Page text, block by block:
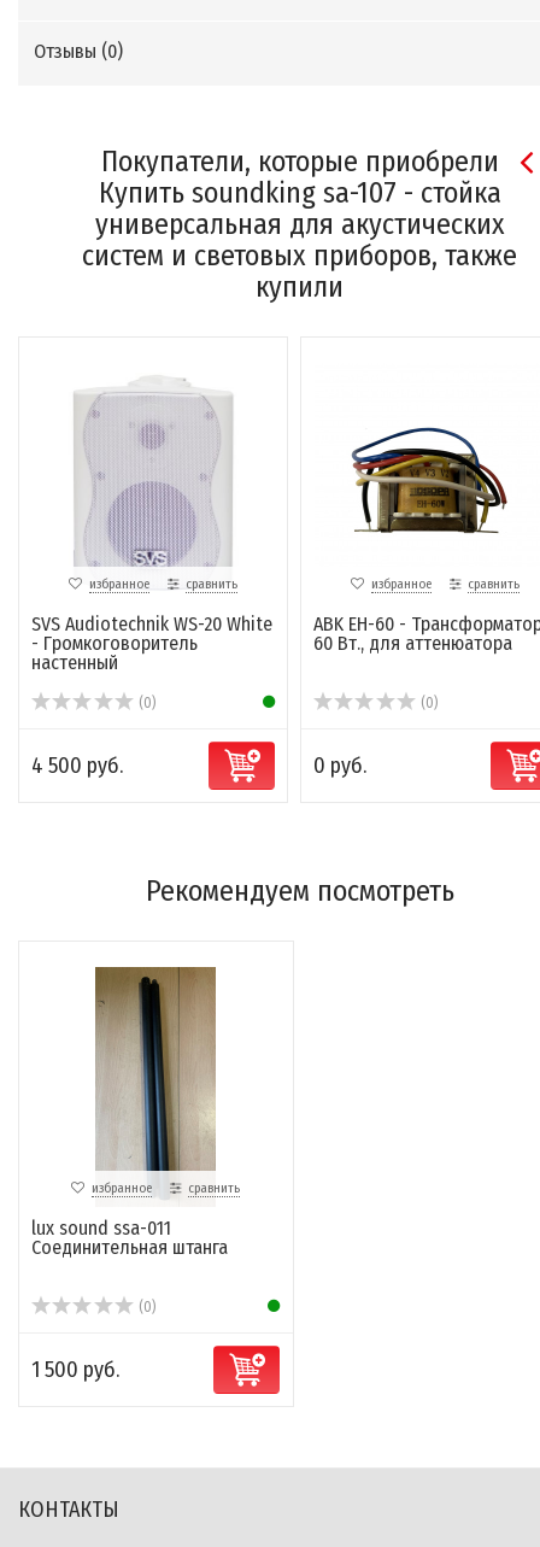
Отзывы (0)
Покупатели, которые приобрели
Купить soundking sa-107 - стойка
универсальная для акустических
систем и световых приборов, также
купили
избранное сравнить
SVS Audiotechnik WS-20 White
- Громкоговоритель
настенный
(0)
4 500 руб.
избранное сравнить
ABK EH-60 -
60 Вт., для аттенюатора
(0)
0 руб.
Рекомендуем посмотреть
избранное сравнить
lux sound ssa-011
Соединительная штанга
(0)
1 500 руб.
КОНТАКТЫ